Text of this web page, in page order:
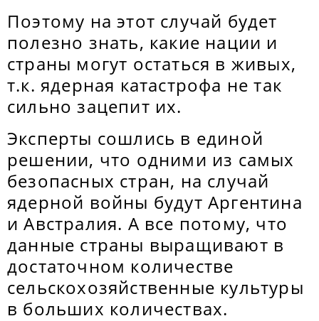
Поэтому на этот случай будет
полезно знать, какие нации и
страны могут остаться в живых,
т.к. ядерная катастрофа не так
сильно зацепит их.
Эксперты сошлись в единой
решении, что одними из самых
безопасных стран, на случай
ядерной войны будут Аргентина
и Австралия. А все потому, что
данные страны выращивают в
достаточном количестве
сельскохозяйственные культуры
в больших количествах.